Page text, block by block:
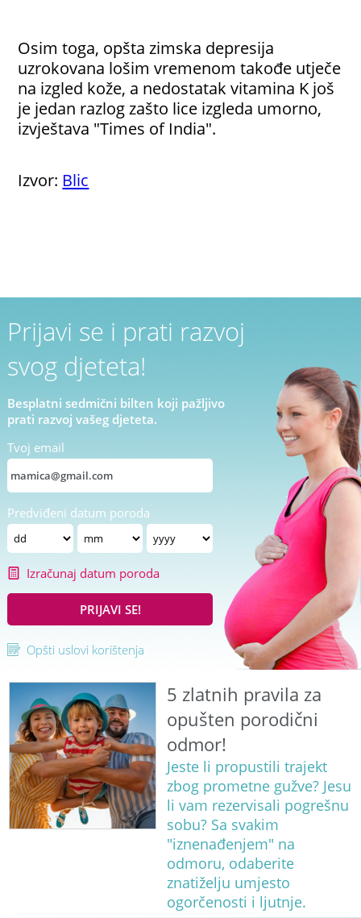
Osim toga, opšta zimska depresija
uzrokovana lošim vremenom takođe utječe
na izgled kože, a nedostatak vitamina K još
je jedan razlog zašto lice izgleda umorno,
izvještava "Times of India".
Izvor: Blic
Prijavi se i prati razvoj
svog djeteta!
Besplatni sedmični bilten koji pažljivo
prati razvoj vašeg djeteta.
Tvoj email
Predviđeni datum poroda
Izračunaj datum poroda
PRIJAVI SE!
Opšti uslovi korištenja
5 zlatnih pravila za
opušten porodični
odmor!
Jeste li propustili trajekt
zbog prometne gužve? Jesu
li vam rezervisali pogrešnu
sobu? Sa svakim
"iznenađenjem" na
odmoru, odaberite
znatiželju umjesto
ogorčenosti i ljutnje.